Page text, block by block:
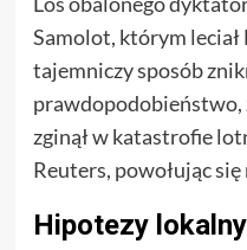
Samolot, którym leciał
tajemniczy sposób
prawdopodobieństwo,
zginął w katastrofie
Reuters, powołując
Hipotezy